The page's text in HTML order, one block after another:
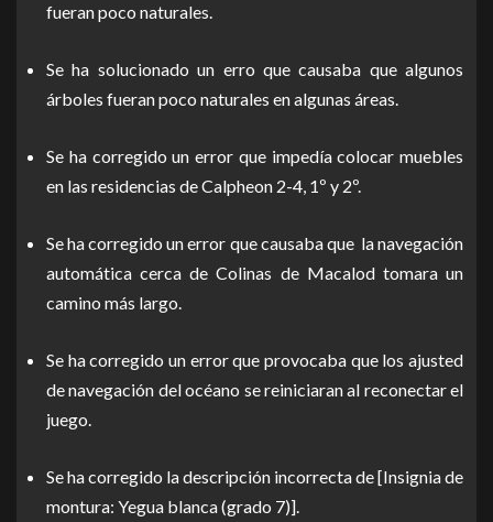
fueran poco naturales.
Se ha solucionado un erro que causaba que algunos
árboles fueran poco naturales en algunas áreas.
Se ha corregido un error que impedía colocar muebles
en las residencias de Calpheon 2-4, 1º y 2º.
Se ha corregido un error que causaba que la navegación
automática cerca de Colinas de Macalod tomara un
camino más largo.
Se ha corregido un error que provocaba que los ajusted
de navegación del océano se reiniciaran al reconectar el
juego.
Se ha corregido la descripción incorrecta de [Insignia de
montura: Yegua blanca (grado 7)].